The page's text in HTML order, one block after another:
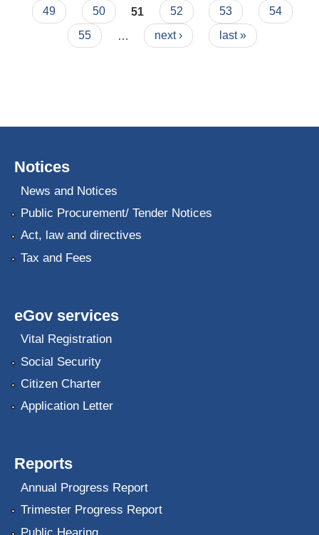
49
50 51 52 53
54
55
next › last »
Notices
News and Notices
Public Procurement/ Tender Notices
Act, law and directives
Tax and Fees
eGov services
Vital Registration
Social Security
Citizen Charter
Application Letter
Reports
Annual Progress Report
Trimester Progress Report
Public Hearing